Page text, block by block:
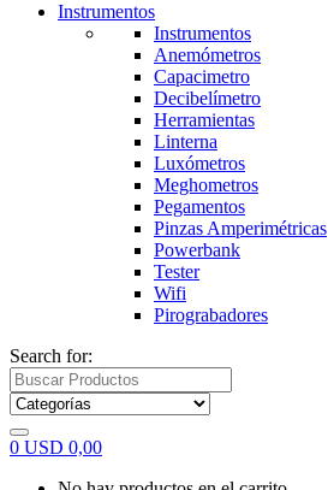
Instrumentos
Instrumentos
Anemómetros
Capacimetro
Decibelímetro
Herramientas
Linterna
Luxómetros
Meghometros
Pegamentos
Pinzas Amperimétricas
Powerbank
Tester
Wifi
Pirograbadores
Search for:
0 USD 0,00